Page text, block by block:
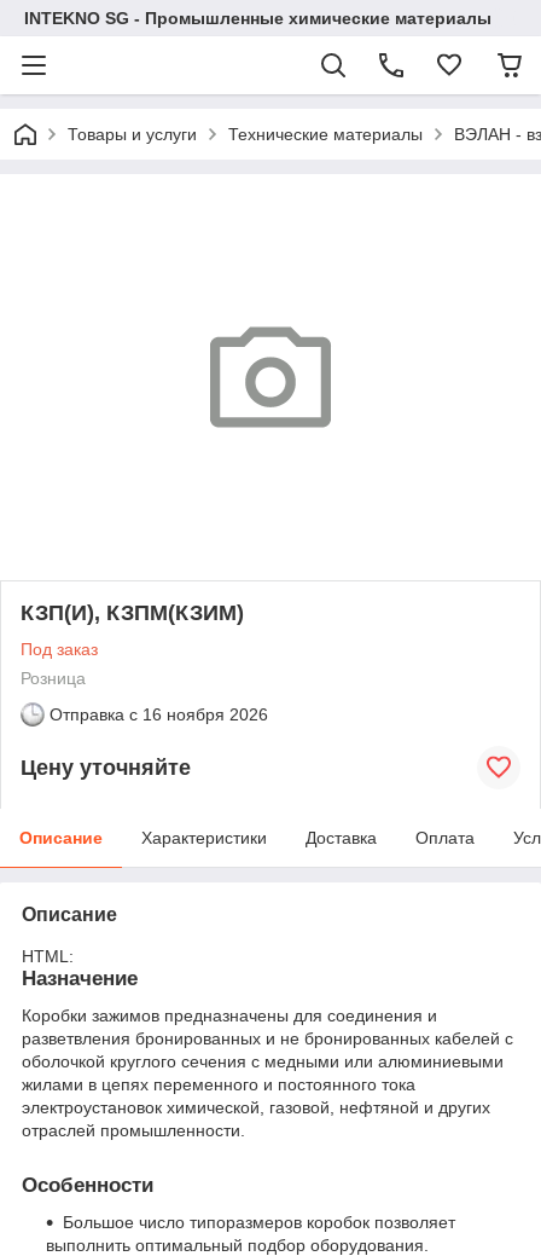
INTEKNO SG - Промышленные химические материалы
Товары и услуги Технические материалы ВЭЛАН -
КЗП(И), КЗПМ(КЗИМ)
Под заказ
Розница
Отправка с 16 ноября 2026
Цену уточняйте
Описание Характеристики Доставка Оплата
Описание
HTML:
Назначение
Коробки зажимов предназначены для соединения и
разветвления бронированных и не бронированных кабелей с
оболочкой круглого сечения с медными или алюминиевыми
жилами в цепях переменного и постоянного тока
электроустановок химической, газовой, нефтяной и других
отраслей промышленности.
Особенности
Большое число типоразмеров коробок позволяет
выполнить оптимальный подбор оборудования.